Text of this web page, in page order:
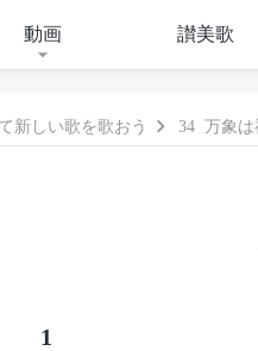
動画 讃美歌
新しい歌を歌おう 34 万象は
1